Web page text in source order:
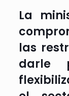
La
las
darle